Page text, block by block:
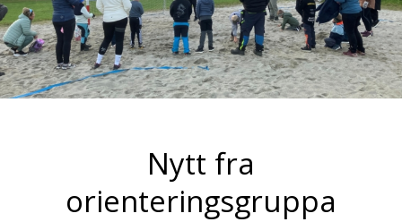
Nytt fra
orienteringsgruppa